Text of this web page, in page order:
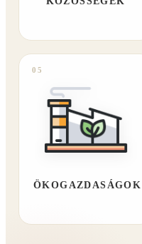
05
ÖKOGAZDASÁGOK